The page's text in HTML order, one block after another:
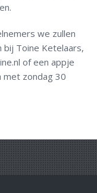
we zullen
bij Toine Ketelaars,
of een appje
met zondag 30